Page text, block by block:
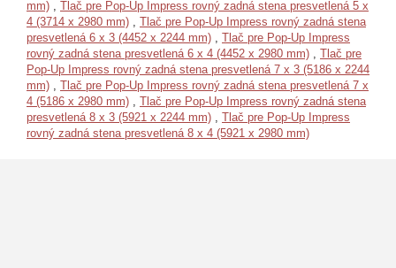
mm) , Tlač pre Pop-Up Impress rovný zadná stena presvetlená 5 x
4 (3714 x 2980 mm) , Tlač pre Pop-Up Impress rovný zadná stena
presvetlená 6 x 3 (4452 x 2244 mm) , Tlač pre Pop-Up Impress
rovný zadná stena presvetlená 6 x 4 (4452 x 2980 mm) , Tlač pre
Pop-Up Impress rovný zadná stena presvetlená 7 x 3 (5186 x 2244
mm) , Tlač pre Pop-Up Impress rovný zadná stena presvetlená 7 x
4 (5186 x 2980 mm) , Tlač pre Pop-Up Impress rovný zadná stena
presvetlená 8 x 3 (5921 x 2244 mm) , Tlač pre Pop-Up Impress
rovný zadná stena presvetlená 8 x 4 (5921 x 2980 mm)